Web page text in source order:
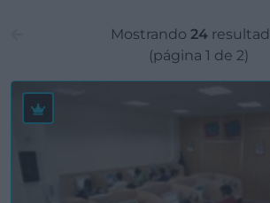
Mostrando 24
(página 1 de 2)